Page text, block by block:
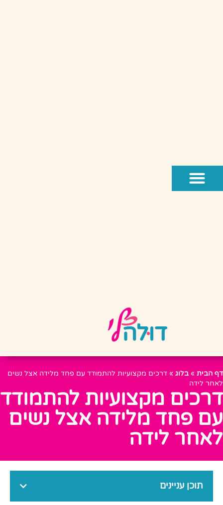
דף הבית » בלוג » דרכים מקצועיות להתמודד עם פחד מלידה אצל נשים
לאחר לידה
דרכים מקצועיות להתמודד
עם פחד מלידה אצל נשים
לאחר לידה
תוכן עניינים